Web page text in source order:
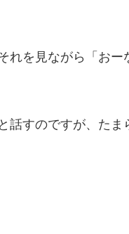
れを見ながら「おー
すのですが、たま